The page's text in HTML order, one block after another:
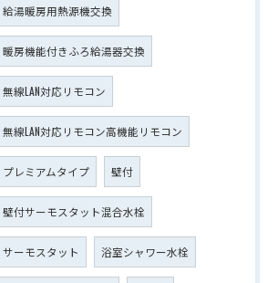
給湯暖房用熱源機交換
暖房機能付きふろ給湯器交換
無線LAN対応リモコン
無線LAN対応リモコン高機能リモコン
プレミアムタイプ 壁付
壁付サーモスタット混合水栓
サーモスタット 浴室シャワー水栓